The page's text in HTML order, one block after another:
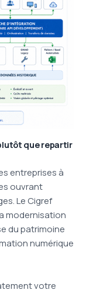
que repartir
entreprises à
ouvrant
Le Cigref
modernisation
du patrimoine
numérique
votre